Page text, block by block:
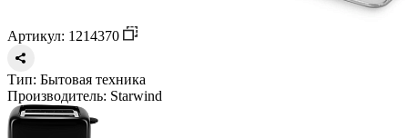
Артикул: 1214370
Тип: Бытовая техника
Производитель: Starwind